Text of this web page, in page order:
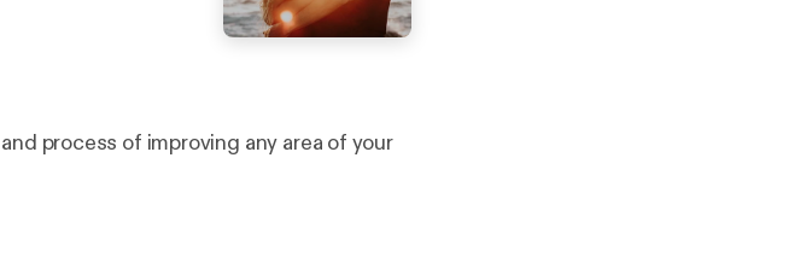
process of improving any area of your